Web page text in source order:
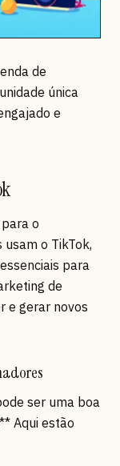
de
única
e
o
o TikTok,
para
de
e gerar novos
ser uma boa
Aqui estão